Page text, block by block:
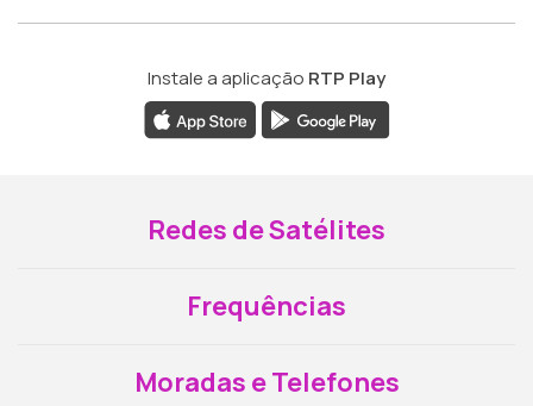
Instale a aplicação RTP Play
Redes de Satélites
Frequências
Moradas e Telefones